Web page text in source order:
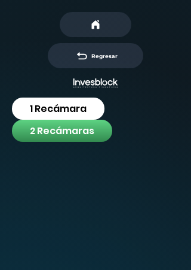
Regresar
1 Recámara
2 Recámaras